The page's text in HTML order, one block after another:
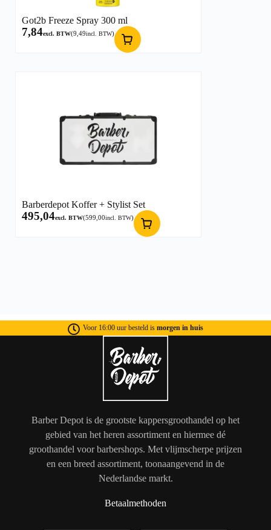
Got2b Freeze Spray 300 ml
7,84excl. BTW(9,49incl. BTW)
Barberdepot Koffer + Stylist Set
495,04excl. BTW(599,00incl. BTW)
Voor 16:00 uur besteld is morgen in huis
Barber Depot is de grootste kappersgroothandel op het
gebied van het heren assortiment en hiermee dé
groothandel voor barbershops. Met vlijmscherpe prijzen
en een breed assortiment, toonaangevend in de
Nederlandse markt.
Betaalmethoden